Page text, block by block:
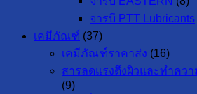
จารบี PTT Lubricants
เคมีภัณฑ์ (37)
เคมีภัณฑ์ราคาส่ง (16)
สารลดแรงตึงผิวและทำควา
(9)